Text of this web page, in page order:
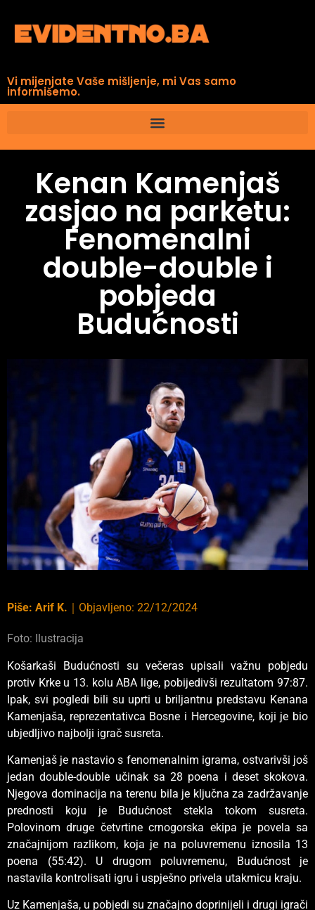
Vi mijenjate Vaše mišljenje, mi Vas samo
informišemo.
Kenan Kamenjaš
zasjao na parketu:
Fenomenalni
double-double i
pobjeda
Budućnosti
Piše: Arif K. Objavljeno: 22/12/2024
Foto: Ilustracija
Košarkaši Budućnosti su večeras upisali važnu pobjedu
protiv Krke u 13. kolu ABA lige, pobijedivši rezultatom 97:87.
Ipak, svi pogledi bili su uprti u briljantnu predstavu Kenana
Kamenjaša, reprezentativca Bosne i Hercegovine, koji je bio
ubjedljivo najbolji igrač susreta.
Kamenjaš je nastavio s fenomenalnim igrama, ostvarivši još
jedan double-double učinak sa 28 poena i deset skokova.
Njegova dominacija na terenu bila je ključna za zadržavanje
prednosti koju je Budućnost stekla tokom susreta.
Polovinom druge četvrtine crnogorska ekipa je povela sa
značajnijom razlikom, koja je na poluvremenu iznosila 13
poena (55:42). U drugom poluvremenu, Budućnost je
nastavila kontrolisati igru i uspješno privela utakmicu kraju.
Uz Kamenjaša, u pobjedi su značajno doprinijeli i drugi igrači